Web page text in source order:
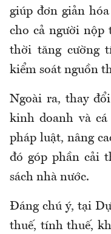
giúp đơn giản
cho cả người nộp
thời tăng cường
kiểm soát nguồn
Ngoài ra, thay
kinh doanh và
pháp luật, nâng
đó góp phần cải
sách nhà nước.
Đáng chú ý, tại
thuế, tính thuế,